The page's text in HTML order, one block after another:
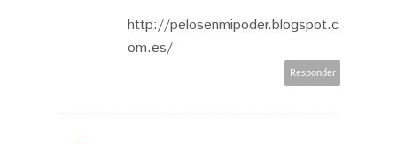
http://pelosenmipoder.blogspot.c
om.es/
Responder